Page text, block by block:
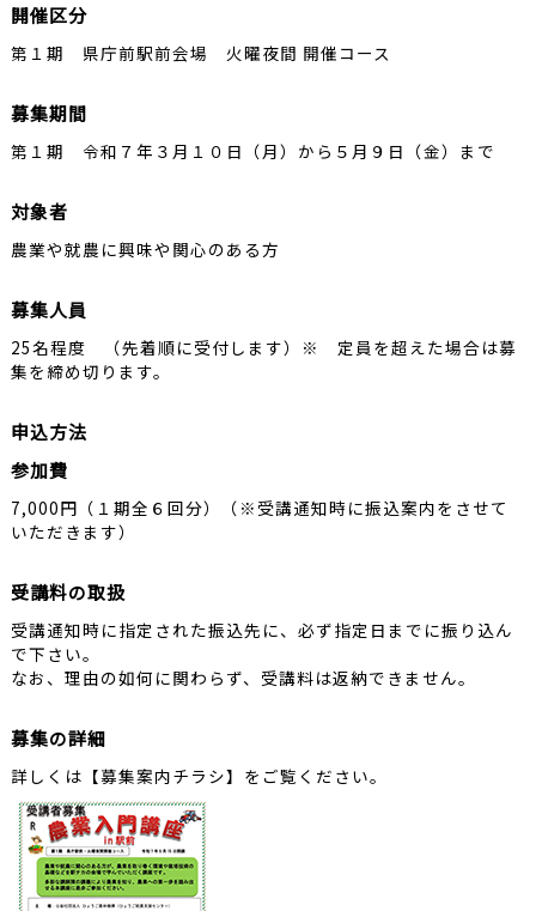
開催区分
第１期 県庁前駅前会場 火曜夜間 開催コース
募集期間
第１期 令和７年３月１０日（月）から５月９日（金）まで
対象者
農業や就農に興味や関心のある方
募集人員
25名程度 （先着順に受付します）※ 定員を超えた場合は募
集を締め切ります。
申込方法
参加費
7,000円（１期全６回分）（※受講通知時に振込案内をさせて
いただきます）
受講料の取扱
受講通知時に指定された振込先に、必ず指定日までに振り込ん
で下さい。
なお、理由の如何に関わらず、受講料は返納できません。
募集の詳細
詳しくは【募集案内チラシ】をご覧ください。